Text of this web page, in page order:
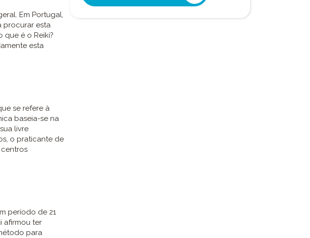
Em Portugal,
procurar esta
que é o Reiki?
esta
se refere à
baseia-se na
livre
o praticante de
período de 21
afirmou ter
para